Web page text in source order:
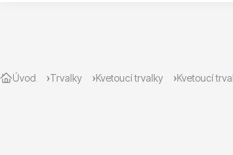
Zlevněné
Úvod Trvalky Kvetoucí trvalky Kvetoucí